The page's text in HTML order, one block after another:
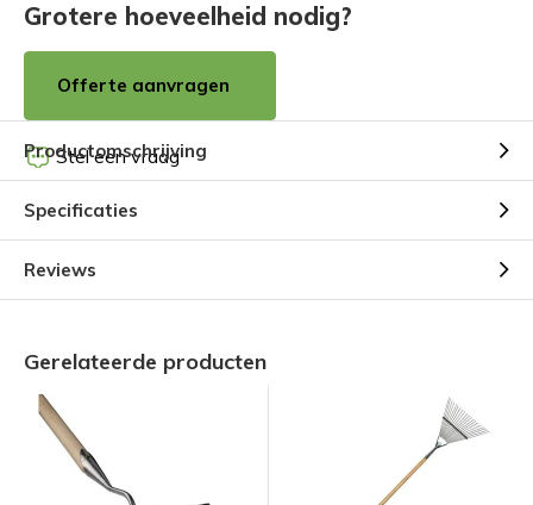
Grotere hoeveelheid nodig?
Offerte aanvragen
Stel een vraag
Productomschrijving
Specificaties
Reviews
Gerelateerde producten